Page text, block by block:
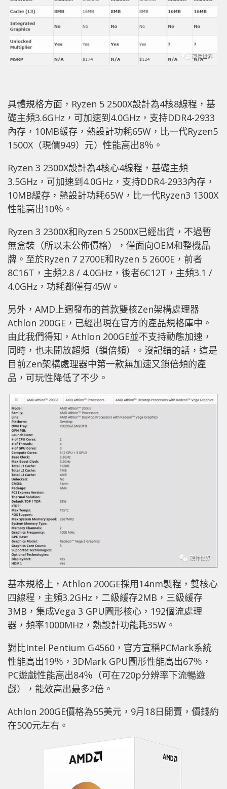
具體規格方面，Ryzen 5 2500X設計為4核8線程，基
礎主頻3.6GHz，可加速到4.0GHz，支持DDR4-2933
內存，10MB緩存，熱設計功耗65W，比一代Ryzen5
1500X（現價949）元）性能高出8％。
Ryzen 3 2300X設計為4核心4線程，基礎主頻
3.5GHz，可加速到4.0GHz，支持DDR4-2933內存，
10MB緩存，熱設計功耗65W，比一代Ryzen3 1300X
性能高出10％。
Ryzen 3 2300X和Ryzen 5 2500X已經出貨，不過暫
無盒裝（所以未公佈價格），僅面向OEM和整機品
牌。至於Ryzen 7 2700E和Ryzen 5 2600E，前者
8C16T，主頻2.8 / 4.0GHz，後者6C12T，主頻3.1 /
4.0GHz，功耗都僅有45W。
另外，AMD上週發布的首款雙核Zen架構處理器
Athlon 200GE，已經出現在官方的產品規格庫中。
由此我們得知，Athlon 200GE並不支持動態加速，
同時，也未開放超頻（鎖倍頻）。沒記錯的話，這是
目前Zen架構處理器中第一款無加速又鎖倍頻的產
品，可玩性降低了不少。
基本規格上，Athlon 200GE採用14nm製程，雙核心
四線程，主頻3.2GHz，二級緩存2MB，三級緩存
3MB，集成Vega 3 GPU圖形核心，192個流處理
器，頻率1000MHz，熱設計功能耗35W。
對比Intel Pentium G4560，官方宣稱PCMark系統
性能高出19％，3DMark GPU圖形性能高出67％，
PC遊戲性能高出84％（可在720p分辨率下流暢遊
戲），能效高出最多2倍。
Athlon 200GE價格為55美元，9月18日開賣，價錢約
在500元左右。